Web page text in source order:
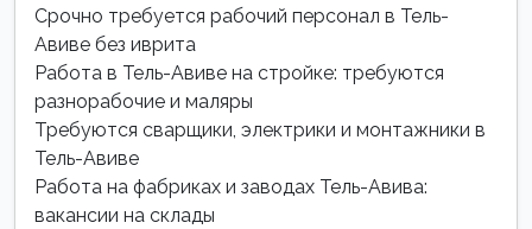
Срочно требуется рабочий персонал в Тель-
Авиве без иврита
Работа в Тель-Авиве на стройке: требуются
разнорабочие и маляры
Требуются сварщики, электрики и монтажники в
Тель-Авиве
Работа на фабриках и заводах Тель-Авива:
вакансии на склады